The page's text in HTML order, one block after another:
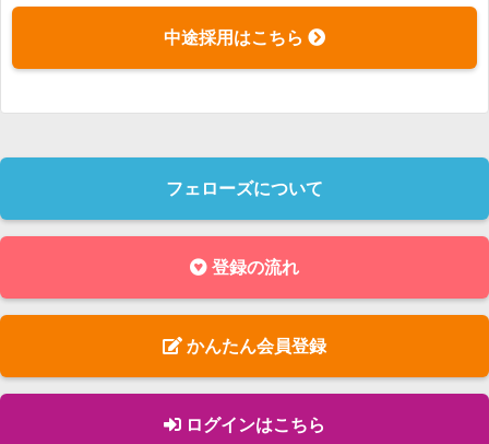
中途採用はこちら
フェローズについて
登録の流れ
かんたん会員登録
ログインはこちら